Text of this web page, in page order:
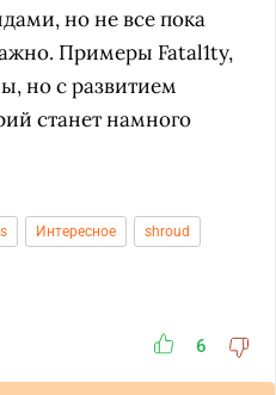
но не все пока
Примеры Fatal1ty,
но с развитием
станет намного
Интересное shroud
6